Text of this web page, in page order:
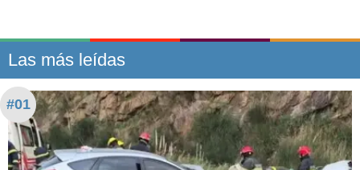
Las más leídas
#01